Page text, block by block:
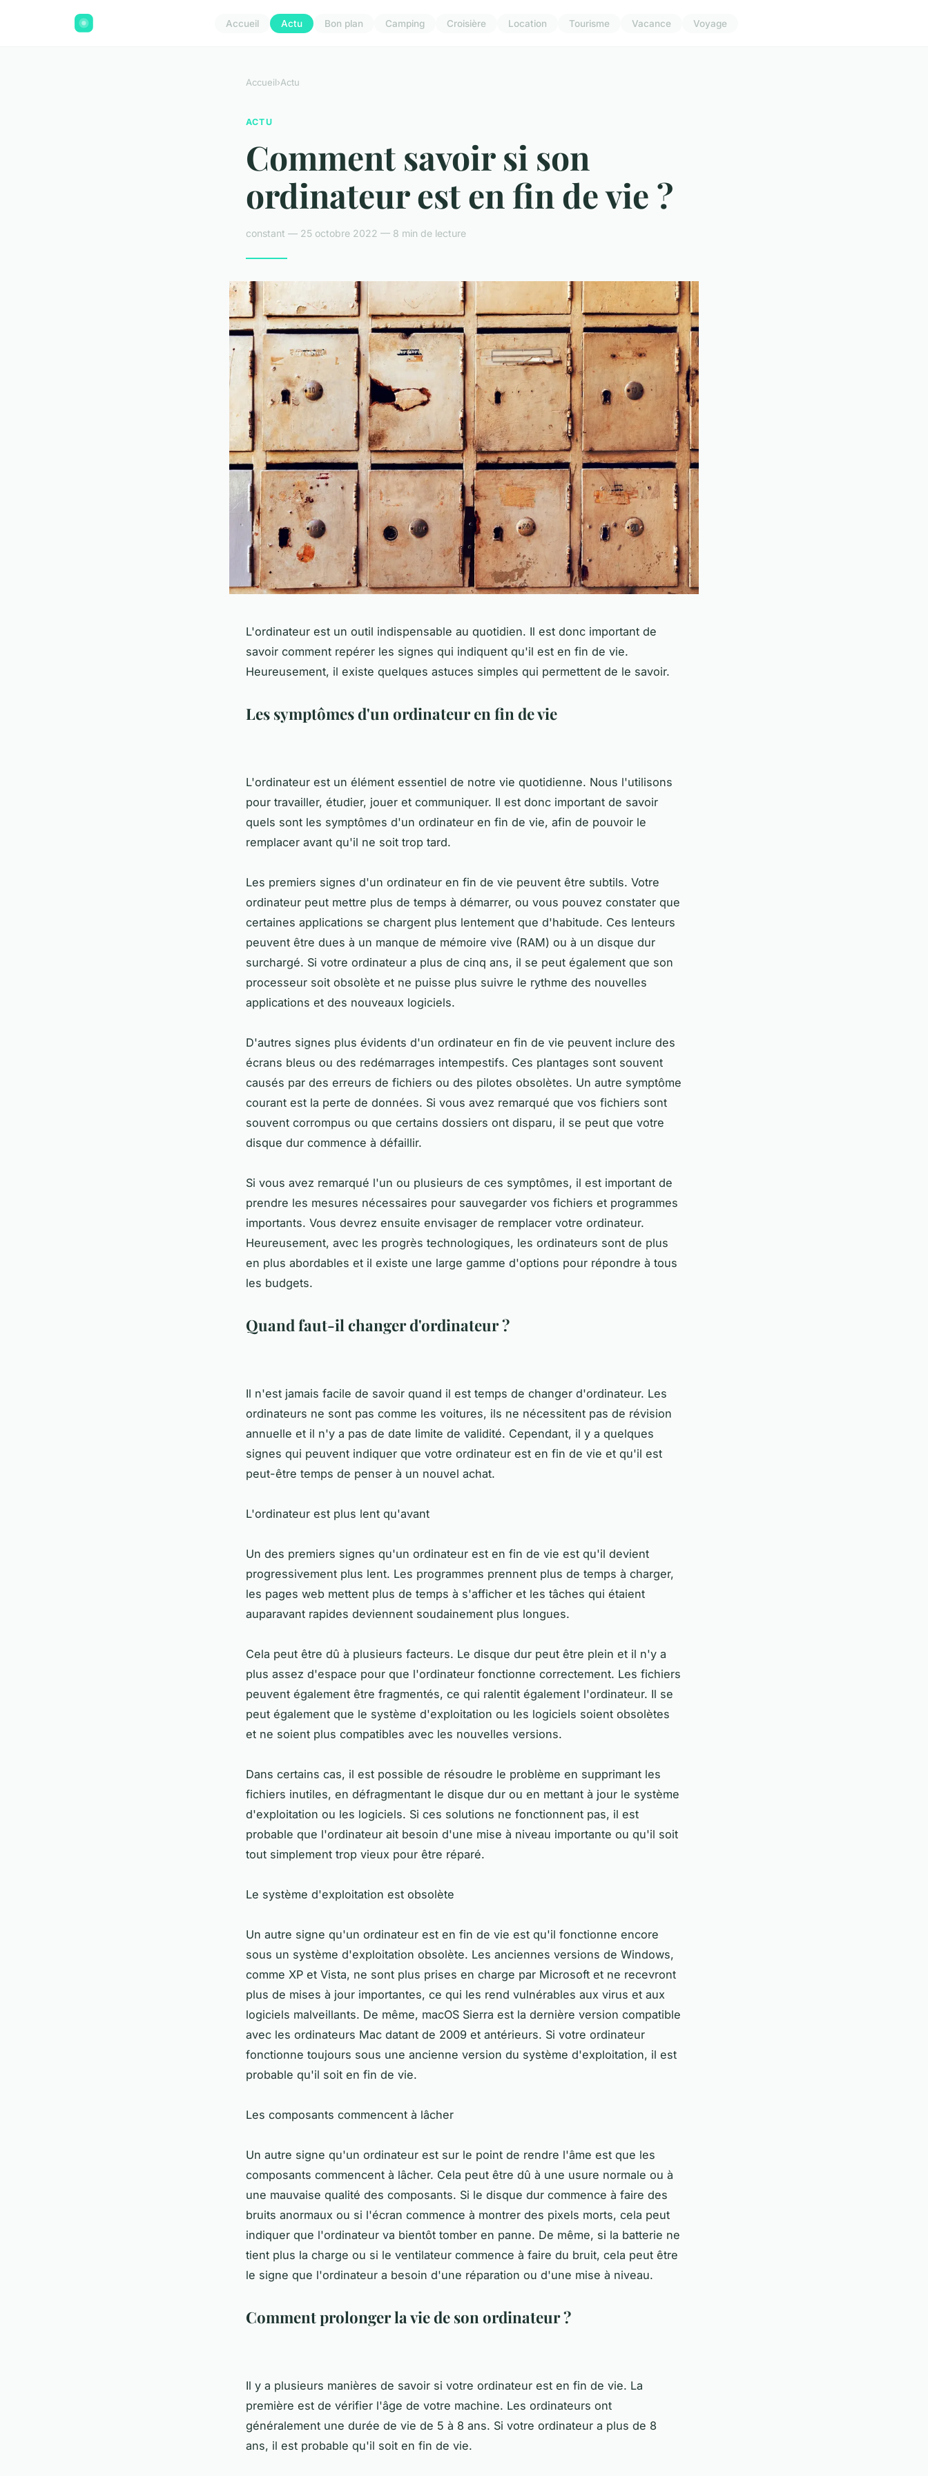
Accueil Actu Bon plan Camping Croisière Location Tourisme Vacance Voyage
Accueil›Actu
ACTU
Comment savoir si son
ordinateur est en fin de vie ?
constant — 25 octobre 2022 — 8 min de lecture
L'ordinateur est un outil indispensable au quotidien. Il est donc important de
savoir comment repérer les signes qui indiquent qu'il est en fin de vie.
Heureusement, il existe quelques astuces simples qui permettent de le savoir.
Les symptômes d'un ordinateur en fin de vie
L'ordinateur est un élément essentiel de notre vie quotidienne. Nous l'utilisons
pour travailler, étudier, jouer et communiquer. Il est donc important de savoir
quels sont les symptômes d'un ordinateur en fin de vie, afin de pouvoir le
remplacer avant qu'il ne soit trop tard.
Les premiers signes d'un ordinateur en fin de vie peuvent être subtils. Votre
ordinateur peut mettre plus de temps à démarrer, ou vous pouvez constater que
certaines applications se chargent plus lentement que d'habitude. Ces lenteurs
peuvent être dues à un manque de mémoire vive (RAM) ou à un disque dur
surchargé. Si votre ordinateur a plus de cinq ans, il se peut également que son
processeur soit obsolète et ne puisse plus suivre le rythme des nouvelles
applications et des nouveaux logiciels.
D'autres signes plus évidents d'un ordinateur en fin de vie peuvent inclure des
écrans bleus ou des redémarrages intempestifs. Ces plantages sont souvent
causés par des erreurs de fichiers ou des pilotes obsolètes. Un autre symptôme
courant est la perte de données. Si vous avez remarqué que vos fichiers sont
souvent corrompus ou que certains dossiers ont disparu, il se peut que votre
disque dur commence à défaillir.
Si vous avez remarqué l'un ou plusieurs de ces symptômes, il est important de
prendre les mesures nécessaires pour sauvegarder vos fichiers et programmes
importants. Vous devrez ensuite envisager de remplacer votre ordinateur.
Heureusement, avec les progrès technologiques, les ordinateurs sont de plus
en plus abordables et il existe une large gamme d'options pour répondre à tous
les budgets.
Quand faut-il changer d'ordinateur ?
Il n'est jamais facile de savoir quand il est temps de changer d'ordinateur. Les
ordinateurs ne sont pas comme les voitures, ils ne nécessitent pas de révision
annuelle et il n'y a pas de date limite de validité. Cependant, il y a quelques
signes qui peuvent indiquer que votre ordinateur est en fin de vie et qu'il est
peut-être temps de penser à un nouvel achat.
L'ordinateur est plus lent qu'avant
Un des premiers signes qu'un ordinateur est en fin de vie est qu'il devient
progressivement plus lent. Les programmes prennent plus de temps à charger,
les pages web mettent plus de temps à s'afficher et les tâches qui étaient
auparavant rapides deviennent soudainement plus longues.
Cela peut être dû à plusieurs facteurs. Le disque dur peut être plein et il n'y a
plus assez d'espace pour que l'ordinateur fonctionne correctement. Les fichiers
peuvent également être fragmentés, ce qui ralentit également l'ordinateur. Il se
peut également que le système d'exploitation ou les logiciels soient obsolètes
et ne soient plus compatibles avec les nouvelles versions.
Dans certains cas, il est possible de résoudre le problème en supprimant les
fichiers inutiles, en défragmentant le disque dur ou en mettant à jour le système
d'exploitation ou les logiciels. Si ces solutions ne fonctionnent pas, il est
probable que l'ordinateur ait besoin d'une mise à niveau importante ou qu'il soit
tout simplement trop vieux pour être réparé.
Le système d'exploitation est obsolète
Un autre signe qu'un ordinateur est en fin de vie est qu'il fonctionne encore
sous un système d'exploitation obsolète. Les anciennes versions de Windows,
comme XP et Vista, ne sont plus prises en charge par Microsoft et ne recevront
plus de mises à jour importantes, ce qui les rend vulnérables aux virus et aux
logiciels malveillants. De même, macOS Sierra est la dernière version compatible
avec les ordinateurs Mac datant de 2009 et antérieurs. Si votre ordinateur
fonctionne toujours sous une ancienne version du système d'exploitation, il est
probable qu'il soit en fin de vie.
Les composants commencent à lâcher
Un autre signe qu'un ordinateur est sur le point de rendre l'âme est que les
composants commencent à lâcher. Cela peut être dû à une usure normale ou à
une mauvaise qualité des composants. Si le disque dur commence à faire des
bruits anormaux ou si l'écran commence à montrer des pixels morts, cela peut
indiquer que l'ordinateur va bientôt tomber en panne. De même, si la batterie ne
tient plus la charge ou si le ventilateur commence à faire du bruit, cela peut être
le signe que l'ordinateur a besoin d'une réparation ou d'une mise à niveau.
Comment prolonger la vie de son ordinateur ?
Il y a plusieurs manières de savoir si votre ordinateur est en fin de vie. La
première est de vérifier l'âge de votre machine. Les ordinateurs ont
généralement une durée de vie de 5 à 8 ans. Si votre ordinateur a plus de 8
ans, il est probable qu'il soit en fin de vie.